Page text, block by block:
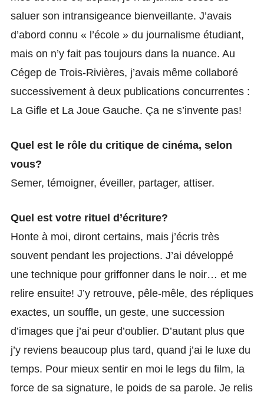
saluer son intransigeance bienveillante. J’avais
d’abord connu « l’école » du journalisme étudiant,
mais on n’y fait pas toujours dans la nuance. Au
Cégep de Trois-Rivières, j’avais même collaboré
successivement à deux publications concurrentes :
La Gifle et La Joue Gauche. Ça ne s’invente pas!
Quel est le rôle du critique de cinéma, selon
vous?
Semer, témoigner, éveiller, partager, attiser.
Quel est votre rituel d’écriture?
Honte à moi, diront certains, mais j’écris très
souvent pendant les projections. J’ai développé
une technique pour griffonner dans le noir… et me
relire ensuite! J’y retrouve, pêle-mêle, des répliques
exactes, un souffle, un geste, une succession
d’images que j’ai peur d’oublier. D’autant plus que
j’y reviens beaucoup plus tard, quand j’ai le luxe du
temps. Pour mieux sentir en moi le legs du film, la
force de sa signature, le poids de sa parole. Je relis